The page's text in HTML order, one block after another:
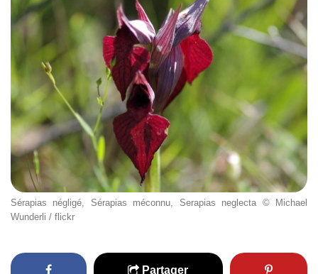
Sérapias négligé, Sérapias méconnu, Serapias neglecta © Michael
Wunderli / flickr
Partager